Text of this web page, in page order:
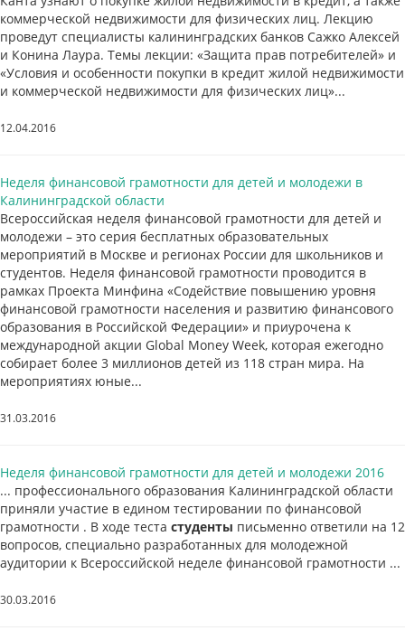
коммерческой недвижимости для физических лиц. Лекцию
проведут специалисты калининградских банков Сажко Алексей
и Конина Лаура. Темы лекции: «Защита прав потребителей» и
«Условия и особенности покупки в кредит жилой недвижимости
и коммерческой недвижимости для физических лиц»...
12.04.2016
Неделя финансовой грамотности для детей и молодежи в
Калининградской области
Всероссийская неделя финансовой грамотности для детей и
молодежи – это серия бесплатных образовательных
мероприятий в Москве и регионах России для школьников и
студентов. Неделя финансовой грамотности проводится в
рамках Проекта Минфина «Содействие повышению уровня
финансовой грамотности населения и развитию финансового
образования в Российской Федерации» и приурочена к
международной акции Global Money Week, которая ежегодно
собирает более 3 миллионов детей из 118 стран мира. На
мероприятиях юные...
31.03.2016
Неделя финансовой грамотности для детей и молодежи 2016
... профессионального образования Калининградской области
приняли участие в едином тестировании по финансовой
грамотности . В ходе теста студенты письменно ответили на 12
вопросов, специально разработанных для молодежной
аудитории к Всероссийской неделе финансовой грамотности ...
30.03.2016